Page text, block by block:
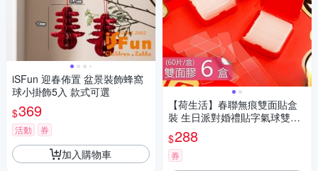
iSFun 迎春佈置 盆景裝飾蜂窩
球小掛飾5入 款式可選
$369
活動 券
加入購物車
【荷生活】春聯無痕雙面貼盒
裝 生日派對婚禮貼字氣球雙面
膠-6盒
$288
券